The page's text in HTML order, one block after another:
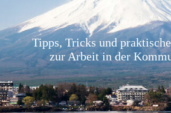
Tipps, Tricks und
zur Arbeit in der